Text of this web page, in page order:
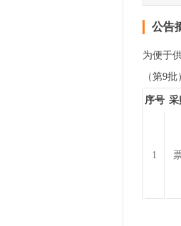
公告
为便于
（第9
序号 采
1